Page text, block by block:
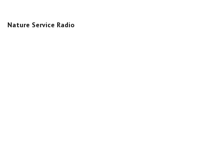
Nature Service Radio